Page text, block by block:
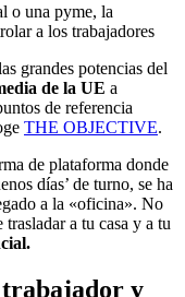
o una pyme, la
a los trabajadores
grandes potencias del
de la UE a
de referencia
THE OBJECTIVE.
de plataforma donde
días’ de turno, se ha
a la «oficina». No
a tu casa y a tu
y